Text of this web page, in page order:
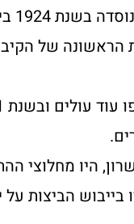
הראשונה של
היו מחלוצי
הביצות על